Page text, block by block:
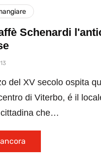
Schenardi
del XV secolo ospita
di Viterbo, é il
che…